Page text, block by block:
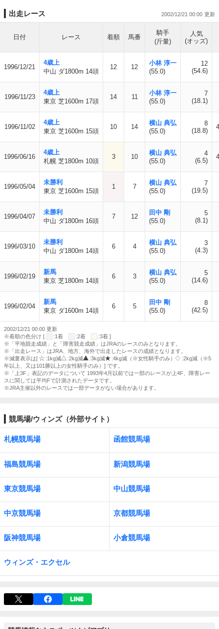
出走レース 2002/12/21 00:00
日付 レース 着順 馬番
騎手
(斤量)
人気
(オッズ)
1996/12/21
4歳上
中山 ダ1800m 14頭
12 12
小林 淳一
(55.0)
12
(54.6)
1996/11/23
4歳上
東京 芝1600m 17頭
14 11
小林 淳一
(55.0)
7
(18.1)
1996/11/02
4歳上
東京 芝1600m 15頭
10 14
横山 典弘
(55.0)
8
(18.8)
1996/06/16
4歳上
札幌 芝1800m 10頭
3 10
横山 典弘
(55.0)
4
(6.5)
1996/05/04
未勝利
東京 芝1600m 15頭
1 7
横山 典弘
(55.0)
7
(19.5)
1996/04/07
未勝利
中山 ダ1800m 16頭
7 12
田中 剛
(55.0)
5
(8.1)
1996/03/10
未勝利
中山 ダ1800m 14頭
6 4
横山 典弘
(55.0)
3
(4.3)
1996/02/19
新馬
東京 芝1800m 14頭
6 3
横山 典弘
(55.0)
5
(14.6)
1996/02/04
新馬
東京 ダ1600m 14頭
6 5
田中 剛
(55.0)
8
(42.5)
2002/12/21 00:00 更新
※着順の色分け [
:1着 :2着
:3着 ]
※「平地競走成績」と「障害競走成績」はJRAのレースのみとなります。
※「出走レース」はJRA、地方、海外で出走したレースの成績となります。
※減量表示は[
:1kg減 :2kg減 :3kg減 :4kg減（※女性騎手のみ）
:2kg減（※5
年以上、又は101勝以上の女性騎手のみ）] です。
※「上3F」表記のデータについて 1993年4月以前では一部のレースが上4F、障害レー
スに関しては平均Fで計測されたデータです。
※JRA主催以外のレースでは一部データがない場合があります。
競馬場/ウィンズ（外部サイト）
札幌競馬場 函館競馬場
福島競馬場 新潟競馬場
東京競馬場 中山競馬場
中京競馬場 京都競馬場
阪神競馬場 小倉競馬場
ウィンズ・エクセル